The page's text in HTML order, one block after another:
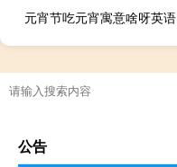
元宵节吃元宵寓意啥呀英语
公告